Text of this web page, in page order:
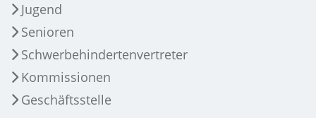
Jugend
Senioren
Schwerbehindertenvertreter
Kommissionen
Geschäftsstelle